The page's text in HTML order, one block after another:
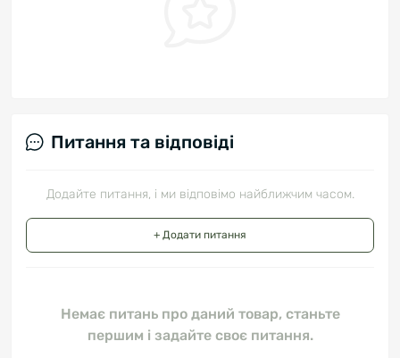
Питання та відповіді
Додайте питання, і ми відповімо найближчим часом.
+ Додати питання
Немає питань про даний товар, станьте
першим і задайте своє питання.